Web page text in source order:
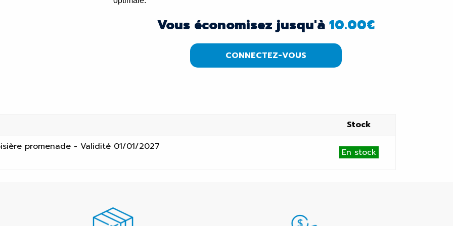
Vous économisez jusqu'à10.00€
CONNECTEZ-VOUS
Stock
promenade - Validité 01/01/2027
En stock